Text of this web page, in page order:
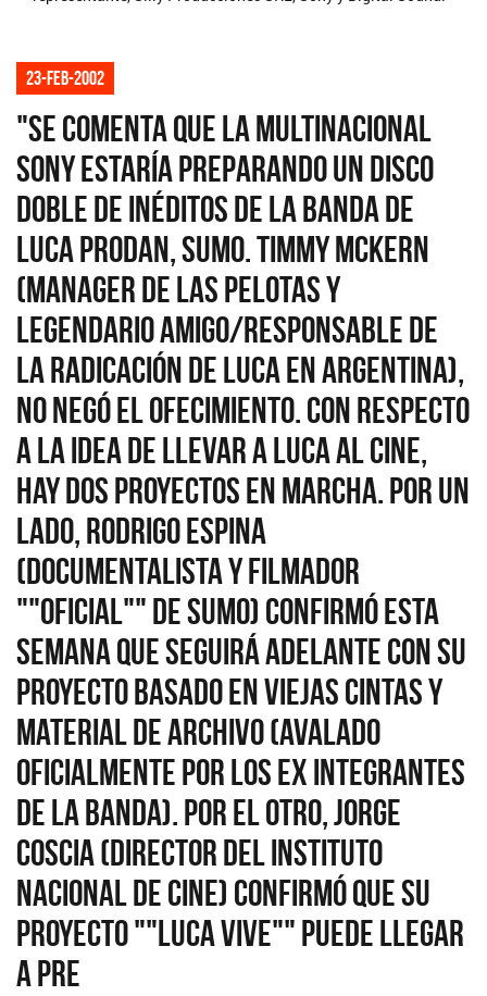
23-feb-2002
"Se comenta que la multinacional
Sony estaría preparando un disco
doble de inéditos de la banda de
Luca Prodan, Sumo. Timmy McKern
(manager de Las Pelotas y
legendario amigo/responsable de
la radicación de Luca en Argentina),
no negó el ofecimiento. Con respecto
a la idea de llevar a Luca al cine,
hay dos proyectos en marcha. Por un
lado, Rodrigo Espina
(documentalista y filmador
""oficial"" de Sumo) confirmó esta
semana que seguirá adelante con su
proyecto basado en viejas cintas y
material de archivo (avalado
oficialmente por los ex integrantes
de la banda). Por el otro, Jorge
Coscia (director del Instituto
Nacional de Cine) confirmó que su
proyecto ""Luca Vive"" puede llegar
a pre